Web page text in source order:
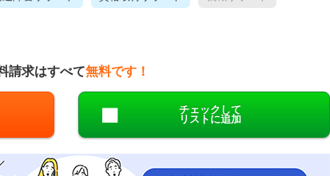
請求はすべて無料です！
チェックして
リストに追加